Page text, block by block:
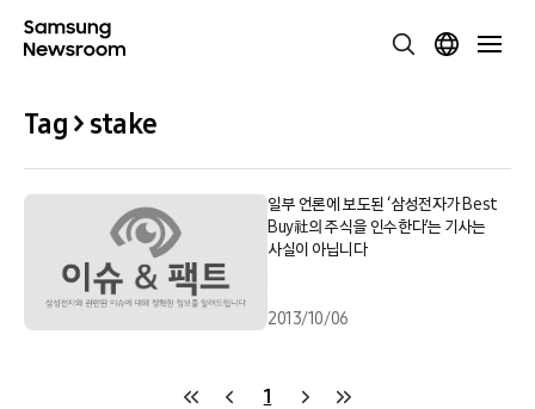
Tag > stake
일부 언론에 보도된 ‘삼성전자가 Best
Buy社의 주식을 인수한다’는 기사는
사실이 아닙니다
2013/10/06
1